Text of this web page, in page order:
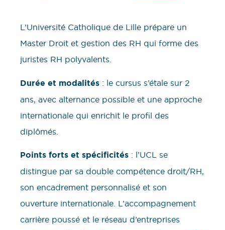
L’Université Catholique de Lille prépare un
Master Droit et gestion des RH qui forme des
juristes RH polyvalents.
Durée et modalités : le cursus s’étale sur 2
ans, avec alternance possible et une approche
internationale qui enrichit le profil des
diplômés.
Points forts et spécificités : l’UCL se
distingue par sa double compétence droit/RH,
son encadrement personnalisé et son
ouverture internationale. L’accompagnement
carrière poussé et le réseau d’entreprises